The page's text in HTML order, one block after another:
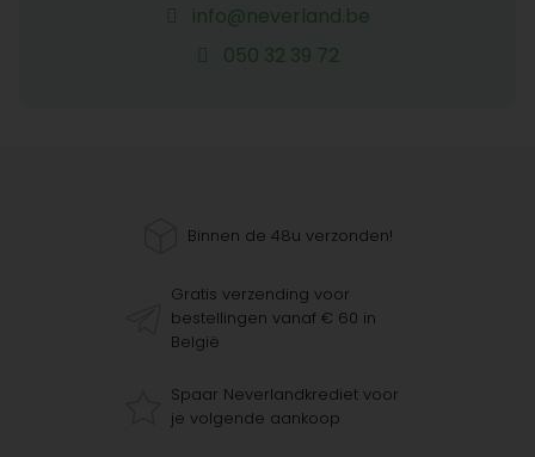
info@neverland.be
050 32 39 72
Binnen de 48u verzonden!
Gratis verzending voor
bestellingen vanaf € 60 in
België
Spaar Neverlandkrediet voor
je volgende aankoop